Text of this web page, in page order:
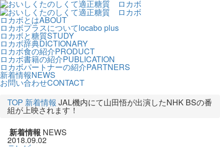
ロカボとはABOUT
ロカボプラスについてlocabo plus
ロカボと糖質STUDY
ロカボ辞典DICTIONARY
ロカボ食の紹介PRODUCT
ロカボ書籍の紹介PUBLICATION
ロカボパートナーの紹介PARTNERS
新着情報NEWS
お問い合わせCONTACT
TOP 新着情報 JAL機内にて山田悟が出演したNHK BSの番
組が上映されます！
新着情報 NEWS
2018.09.02